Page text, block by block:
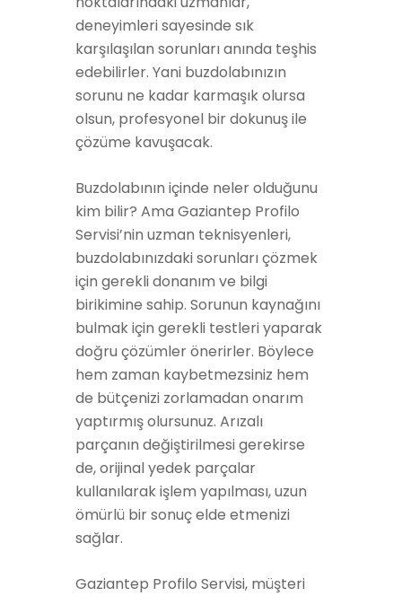
deneyimleri sayesinde sık
karşılaşılan sorunları anında teşhis
edebilirler. Yani buzdolabınızın
sorunu ne kadar karmaşık olursa
olsun, profesyonel bir dokunuş ile
çözüme kavuşacak.
Buzdolabının içinde neler olduğunu
kim bilir? Ama Gaziantep Profilo
Servisi’nin uzman teknisyenleri,
buzdolabınızdaki sorunları çözmek
için gerekli donanım ve bilgi
birikimine sahip. Sorunun kaynağını
bulmak için gerekli testleri yaparak
doğru çözümler önerirler. Böylece
hem zaman kaybetmezsiniz hem
de bütçenizi zorlamadan onarım
yaptırmış olursunuz. Arızalı
parçanın değiştirilmesi gerekirse
de, orijinal yedek parçalar
kullanılarak işlem yapılması, uzun
ömürlü bir sonuç elde etmenizi
sağlar.
Gaziantep Profilo Servisi, müşteri